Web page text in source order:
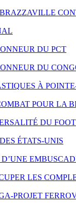
DU PCT
DU
À
POUR LA
DU
ÉTATS-UNIS
LES
PROJET